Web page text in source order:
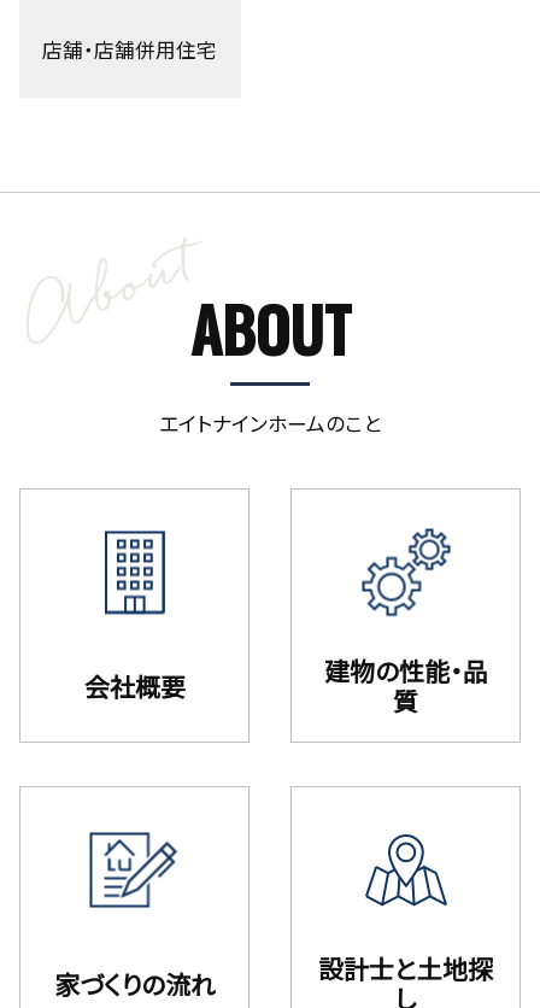
店舗・店舗併用住宅
ABOUT
エイトナインホームのこと
会社概要
建物の性能・品
質
家づくりの流れ
設計⼠と⼟地探
し